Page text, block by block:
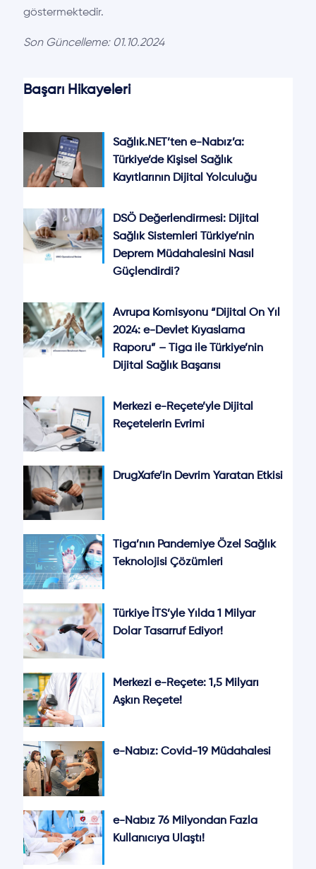
göstermektedir.
Son Güncelleme: 01.10.2024
Başarı Hikayeleri
Sağlık.NET’ten e-Nabız’a:
Türkiye’de Kişisel Sağlık
Kayıtlarının Dijital Yolculuğu
DSÖ Değerlendirmesi: Dijital
Sağlık Sistemleri Türkiye’nin
Deprem Müdahalesini Nasıl
Güçlendirdi?
Avrupa Komisyonu “Dijital On Yıl
2024: e-Devlet Kıyaslama
Raporu” – Tiga ile Türkiye’nin
Dijital Sağlık Başarısı
Merkezi e-Reçete’yle Dijital
Reçetelerin Evrimi
DrugXafe’in Devrim Yaratan Etkisi
Tiga’nın Pandemiye Özel Sağlık
Teknolojisi Çözümleri
Türkiye İTS’yle Yılda 1 Milyar
Dolar Tasarruf Ediyor!
Merkezi e-Reçete: 1,5 Milyarı
Aşkın Reçete!
e-Nabız: Covid-19 Müdahalesi
e-Nabız 76 Milyondan Fazla
Kullanıcıya Ulaştı!